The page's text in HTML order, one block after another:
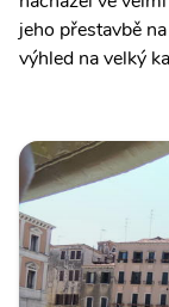
jeho přestavbě
výhled na velký